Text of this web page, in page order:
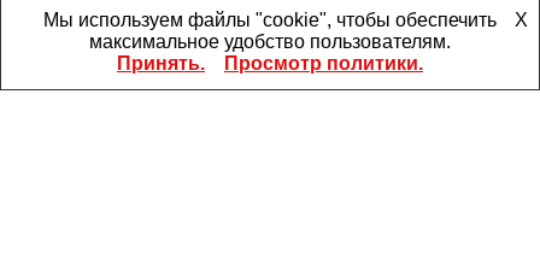
Мы используем файлы "cookie", чтобы обеспечить
максимальное удобство пользователям.
X
Принять. Просмотр политики.